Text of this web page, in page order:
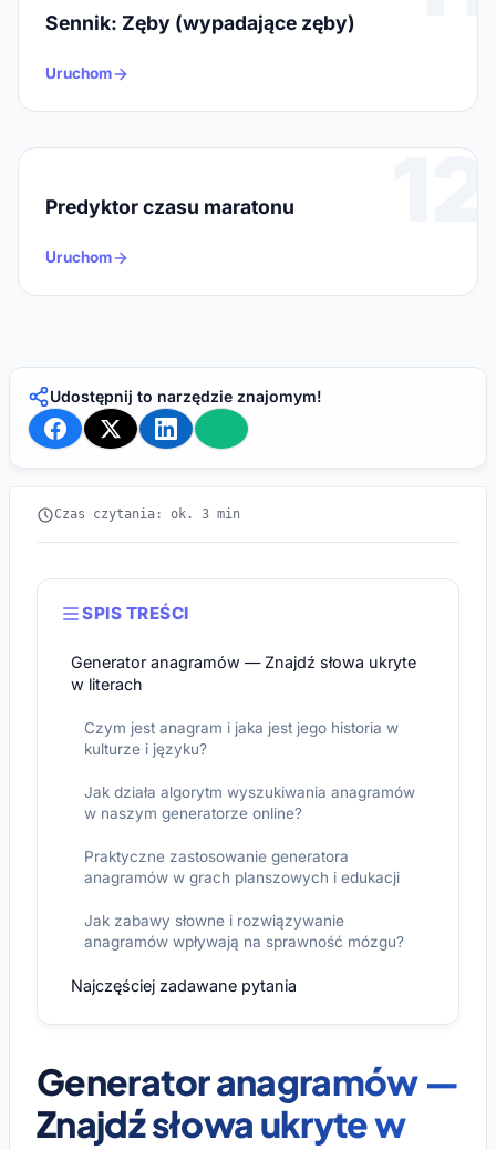
Sennik: Zęby (wypadające zęby)
Uruchom
12
Predyktor czasu maratonu
Uruchom
Udostępnij to narzędzie znajomym!
Czas czytania: ok. 3 min
SPIS TREŚCI
Generator anagramów — Znajdź słowa ukryte
w literach
Czym jest anagram i jaka jest jego historia w
kulturze i języku?
Jak działa algorytm wyszukiwania anagramów
w naszym generatorze online?
Praktyczne zastosowanie generatora
anagramów w grach planszowych i edukacji
Jak zabawy słowne i rozwiązywanie
anagramów wpływają na sprawność mózgu?
Najczęściej zadawane pytania
Generator anagramów —
Znajdź słowa ukryte w